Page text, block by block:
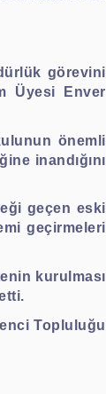
görevini
Üyesi Enver
önemli
inandığını
geçen eski
geçirmeleri
kurulması
Topluluğu